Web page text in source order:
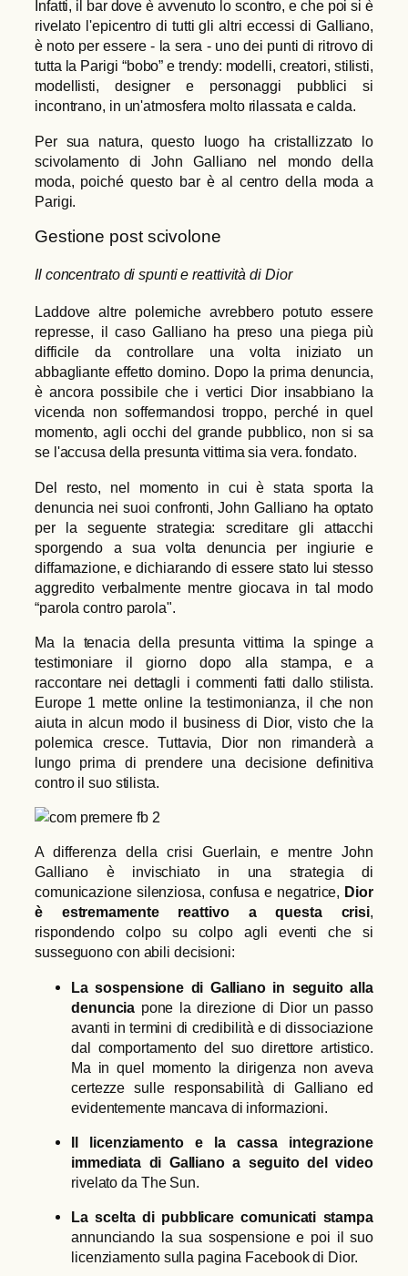
Infatti, il bar dove è avvenuto lo scontro, e che poi si è
rivelato l'epicentro di tutti gli altri eccessi di Galliano,
è noto per essere - la sera - uno dei punti di ritrovo di
tutta la Parigi “bobo” e trendy: modelli, creatori, stilisti,
modellisti, designer e personaggi pubblici si
incontrano, in un'atmosfera molto rilassata e calda.
Per sua natura, questo luogo ha cristallizzato lo
scivolamento di John Galliano nel mondo della
moda, poiché questo bar è al centro della moda a
Parigi.
Gestione post scivolone
Il concentrato di spunti e reattività di Dior
Laddove altre polemiche avrebbero potuto essere
represse, il caso Galliano ha preso una piega più
difficile da controllare una volta iniziato un
abbagliante effetto domino. Dopo la prima denuncia,
è ancora possibile che i vertici Dior insabbiano la
vicenda non soffermandosi troppo, perché in quel
momento, agli occhi del grande pubblico, non si sa
se l'accusa della presunta vittima sia vera. fondato.
Del resto, nel momento in cui è stata sporta la
denuncia nei suoi confronti, John Galliano ha optato
per la seguente strategia: screditare gli attacchi
sporgendo a sua volta denuncia per ingiurie e
diffamazione, e dichiarando di essere stato lui stesso
aggredito verbalmente mentre giocava in tal modo
“parola contro parola".
Ma la tenacia della presunta vittima la spinge a
testimoniare il giorno dopo alla stampa, e a
raccontare nei dettagli i commenti fatti dallo stilista.
Europe 1 mette online la testimonianza, il che non
aiuta in alcun modo il business di Dior, visto che la
polemica cresce. Tuttavia, Dior non rimanderà a
lungo prima di prendere una decisione definitiva
contro il suo stilista.
A differenza della crisi Guerlain, e mentre John
Galliano è invischiato in una strategia di
comunicazione silenziosa, confusa e negatrice, Dior
è estremamente reattivo a questa crisi,
rispondendo colpo su colpo agli eventi che si
susseguono con abili decisioni:
La sospensione di Galliano in seguito alla
denuncia pone la direzione di Dior un passo
avanti in termini di credibilità e di dissociazione
dal comportamento del suo direttore artistico.
Ma in quel momento la dirigenza non aveva
certezze sulle responsabilità di Galliano ed
evidentemente mancava di informazioni.
Il licenziamento e la cassa integrazione
immediata di Galliano a seguito del video
rivelato da The Sun.
La scelta di pubblicare comunicati stampa
annunciando la sua sospensione e poi il suo
licenziamento sulla pagina Facebook di Dior.